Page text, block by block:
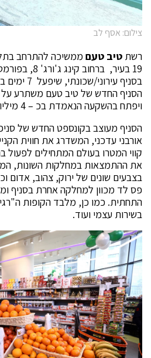
צילום: אסף לב
רשת טיב טעם ממשיכה להתרחב
19 בעיר, ברחוב קינג ג'ורג' 8, בפורמט
בסניף
ויפתח בהשקעה הנאמדת בכ – 4 מיליון ₪.
הסניף מעוצב בקונספט החדש של
אורבני עדכני, המשדרג את חווית
קווי המטרו בעולם המתחילים
את ההתמצאות במחלקות השונות,
בצבעים שונים של ירוק, צהוב, אדום
פס לד מכוון למחלקה אחרת בסניף
התחתית. כמו כן, מלבד הקופות
בשירות עצמי ועוד.